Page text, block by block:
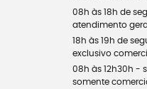
08h às 18h de
atendimento
18h às 19h de
exclusivo
08h às 12h30h -
somente